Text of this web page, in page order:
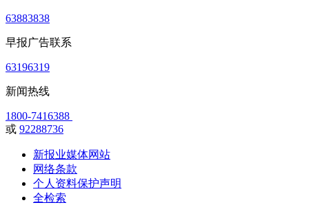
63883838
早报广告联系
63196319
新闻热线
1800-7416388
或 92288736
新报业媒体网站
网络条款
个人资料保护声明
全检索